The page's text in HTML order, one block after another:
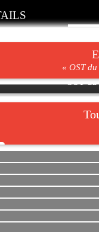
« OST
OST du